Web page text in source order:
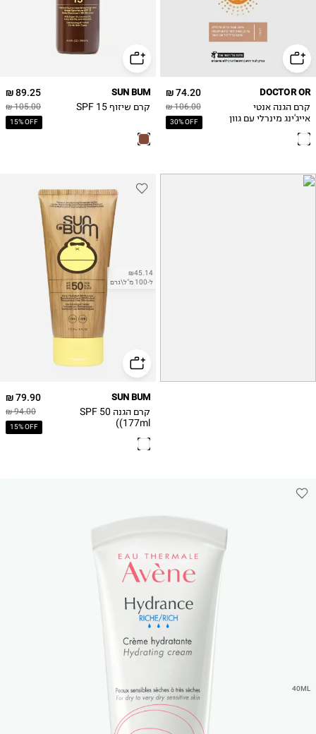
74.20 ₪
106.00 ₪
30% OFF
DOCTOR OR
קרם הגנה אנטי
אייג'ינג מינרלי עם גוון
89.25 ₪
105.00 ₪
15% OFF
SUN BUM
קרם שיזוף SPF 15
₪45.14
ל-100 מ"ל\גרם
79.90 ₪
94.00 ₪
15% OFF
SUN BUM
קרם הגנה 50 SPF
(177ml)
40ML